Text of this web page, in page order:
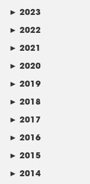
► 2023
► 2022
► 2021
► 2020
► 2019
► 2018
► 2017
► 2016
► 2015
► 2014